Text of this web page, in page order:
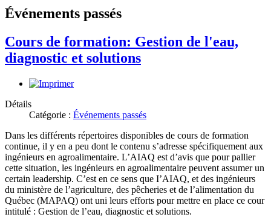
Événements passés
Cours de formation: Gestion de l'eau,
diagnostic et solutions
Détails
Catégorie : Événements passés
Dans les différents répertoires disponibles de cours de formation
continue, il y en a peu dont le contenu s’adresse spécifiquement aux
ingénieurs en agroalimentaire. L’AIAQ est d’avis que pour pallier
cette situation, les ingénieurs en agroalimentaire peuvent assumer un
certain leadership. C’est en ce sens que I’AIAQ, et des ingénieurs
du ministère de l’agriculture, des pêcheries et de l’alimentation du
Québec (MAPAQ) ont uni leurs efforts pour mettre en place ce cour
intitulé : Gestion de l’eau, diagnostic et solutions.